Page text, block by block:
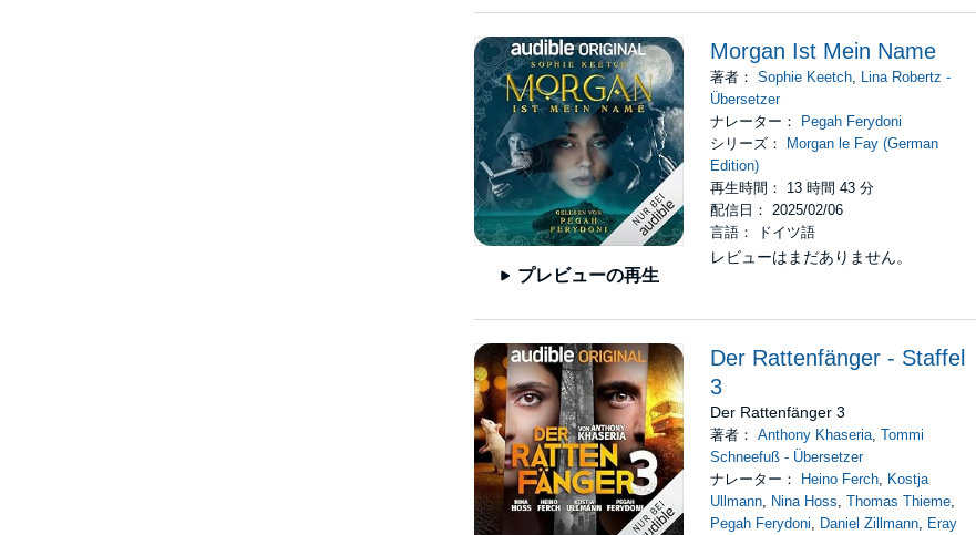
プレビューの再生
Morgan Ist Mein Name
著者：Sophie Keetch Lina Robertz -
Übersetzer
ナレーター： Pegah Ferydoni
シリーズ： Morgan le Fay (German
Edition)
再生時間： 13 時間 43 分
配信日： 2025/02/06
言語： ドイツ語
レビューはまだありません。
Der Rattenfänger - Staffel
3
Der Rattenfänger 3
著者：Anthony Khaseria ,Tommi
Schneefuß - Übersetzer
ナレーター：
Heino Ferch
Kostja
Ullmann
Nina Hoss ,Thomas Thieme
Pegah Ferydoni
Daniel Zillmann
Eray